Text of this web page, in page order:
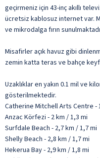
geçirmeniz için 43-inç akıllı
ücretsiz kablosuz internet var.
ve mikrodalga fırın
Misafirler açık havuz gibi
zemin katta teras ve bahçe
Uzaklıklar en yakın 0.1 mil ve
gösterilmektedir.
Catherine Mitchell Arts Centre -
Anzac Körfezi - 2 km / 1,3 mi
Surfdale Beach - 2,7 km / 1,7 mi
Shelly Beach - 2,8 km / 1,7 mi
Hekerua Bay - 2,9 km / 1,8 mi